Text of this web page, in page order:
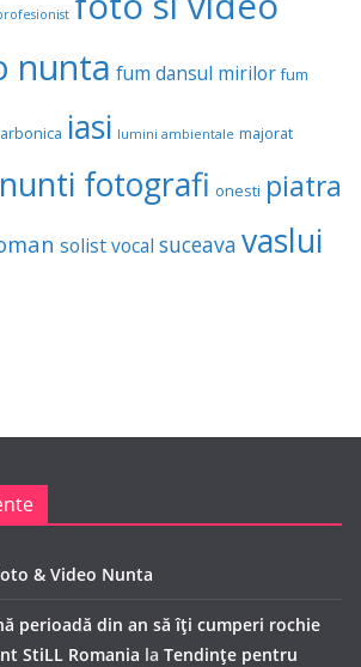
nunta fum dansul mirilor fum
iasi lumini ambientale majorat
nunti fotografi onesti piatra
solist vocal suceava vaslui
& Video Nunta
perioadă din an să îți cumperi rochie
StiLL Romania la Tendințe pentru